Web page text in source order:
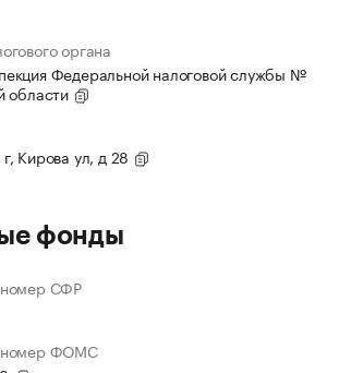
органа
Федеральной налоговой службы №
области
Кирова ул, д 28
фонды
номер СФР
номер ФОМС